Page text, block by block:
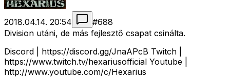
2018.04.14. 20:54 #688
Division utáni, de más fejlesztő csapat csinálta.
Discord | https://discord.gg/JnaAPcB Twitch |
https://www.twitch.tv/hexariusofficial Youtube |
http://www.youtube.com/c/Hexarius